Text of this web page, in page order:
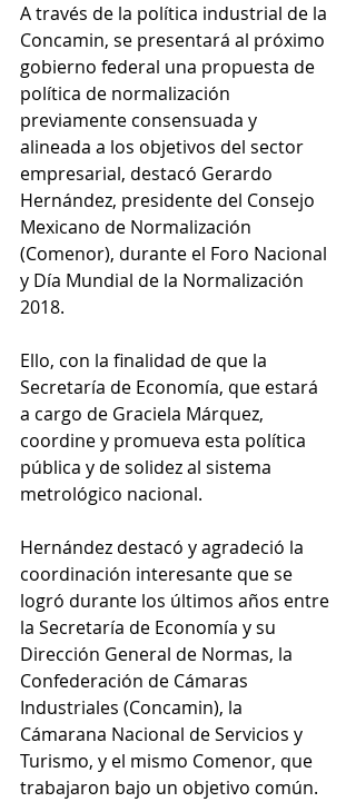
A través de la política industrial de la
Concamin, se presentará al próximo
gobierno federal una propuesta de
política de normalización
previamente consensuada y
alineada a los objetivos del sector
empresarial, destacó Gerardo
Hernández, presidente del Consejo
Mexicano de Normalización
(Comenor), durante el Foro Nacional
y Día Mundial de la Normalización
2018.
Ello, con la finalidad de que la
Secretaría de Economía, que estará
a cargo de Graciela Márquez,
coordine y promueva esta política
pública y de solidez al sistema
metrológico nacional.
Hernández destacó y agradeció la
coordinación interesante que se
logró durante los últimos años entre
la Secretaría de Economía y su
Dirección General de Normas, la
Confederación de Cámaras
Industriales (Concamin), la
Cámarana Nacional de Servicios y
Turismo, y el mismo Comenor, que
trabajaron bajo un objetivo común.